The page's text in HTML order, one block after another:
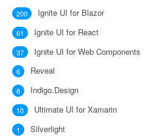
Ignite UI for Blazor
200
Ignite UI for React
61
Ignite UI for Web Components
37
Reveal
6
Indigo.Design
8
Ultimate UI for Xamarin
10
Silverlight
1